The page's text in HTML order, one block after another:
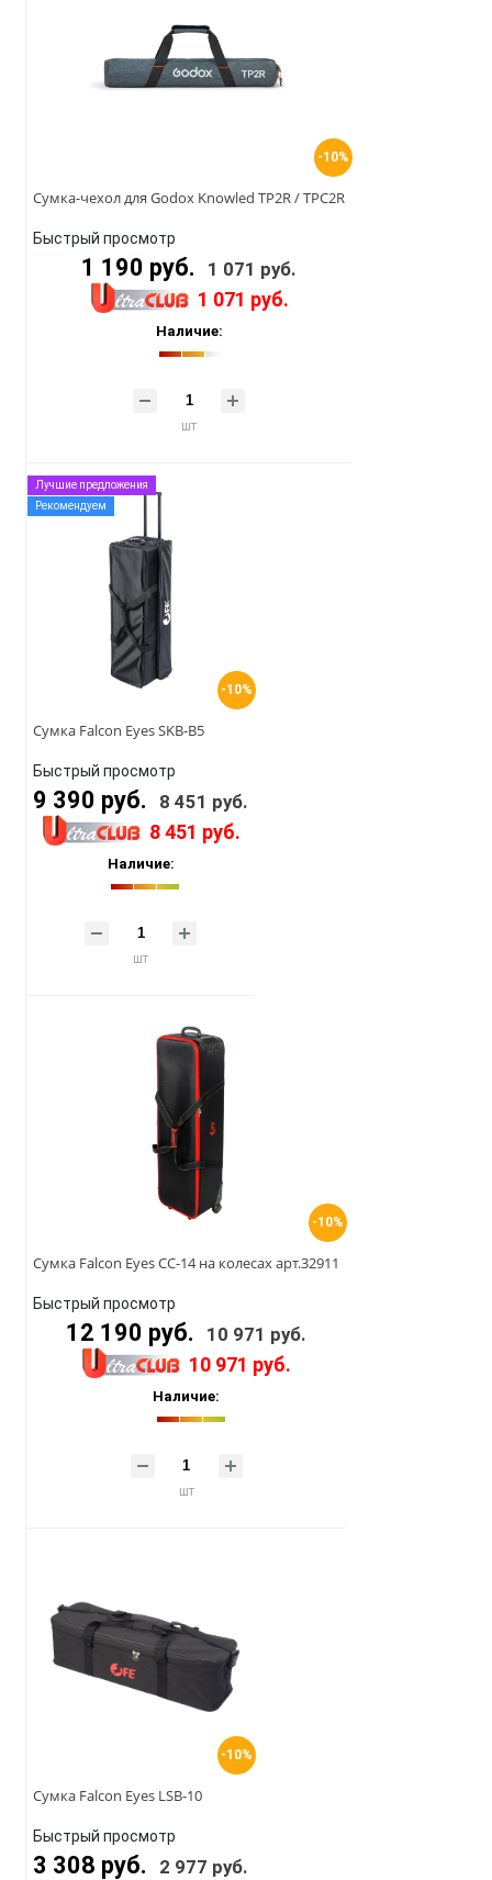
-10%
Сумка-чехол для Godox Knowled TP2R / TPC2R
Быстрый просмотр
1 190 руб. 1 071 руб.
1 071 руб.
Наличие:
шт
-10%
Лучшие предложения
Рекомендуем
Сумка Falcon Eyes SKB-B5
Быстрый просмотр
9 390 руб. 8 451 руб.
8 451 руб.
Наличие:
шт
-10%
Сумка Falcon Eyes CC-14 на колесах арт.32911
Быстрый просмотр
12 190 руб. 10 971 руб.
10 971 руб.
Наличие:
шт
-10%
Сумка Falcon Eyes LSB-10
Быстрый просмотр
3 308 руб. 2 977 руб.